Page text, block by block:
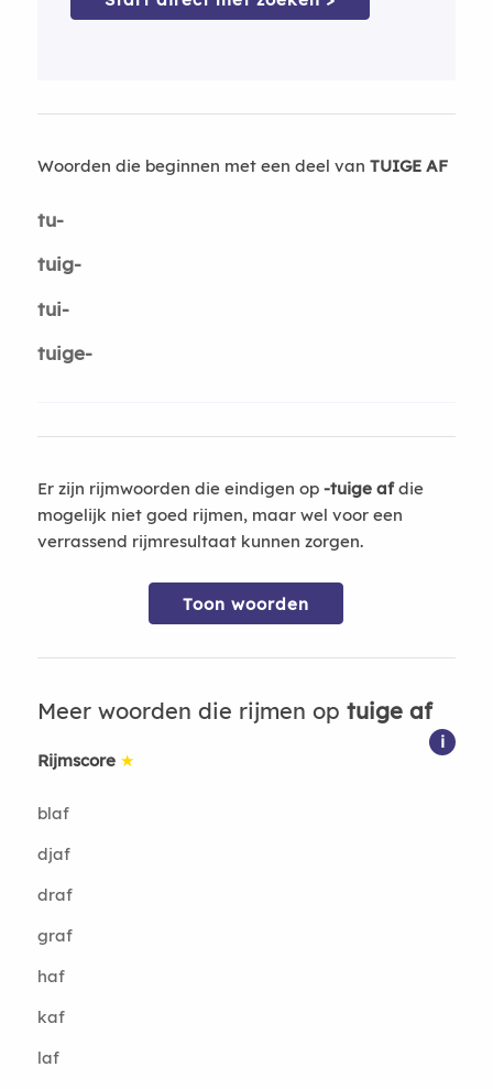
Woorden die beginnen met een deel van TUIGE AF
tu-
tuig-
tui-
tuige-
Er zijn rijmwoorden die eindigen op -tuige afdie
mogelijk niet goed rijmen, maar wel voor een
verrassend rijmresultaat kunnen zorgen.
Toon woorden
Meer woorden die rijmen op tuige af
i
Rijmscore ★
blaf
djaf
draf
graf
haf
kaf
laf